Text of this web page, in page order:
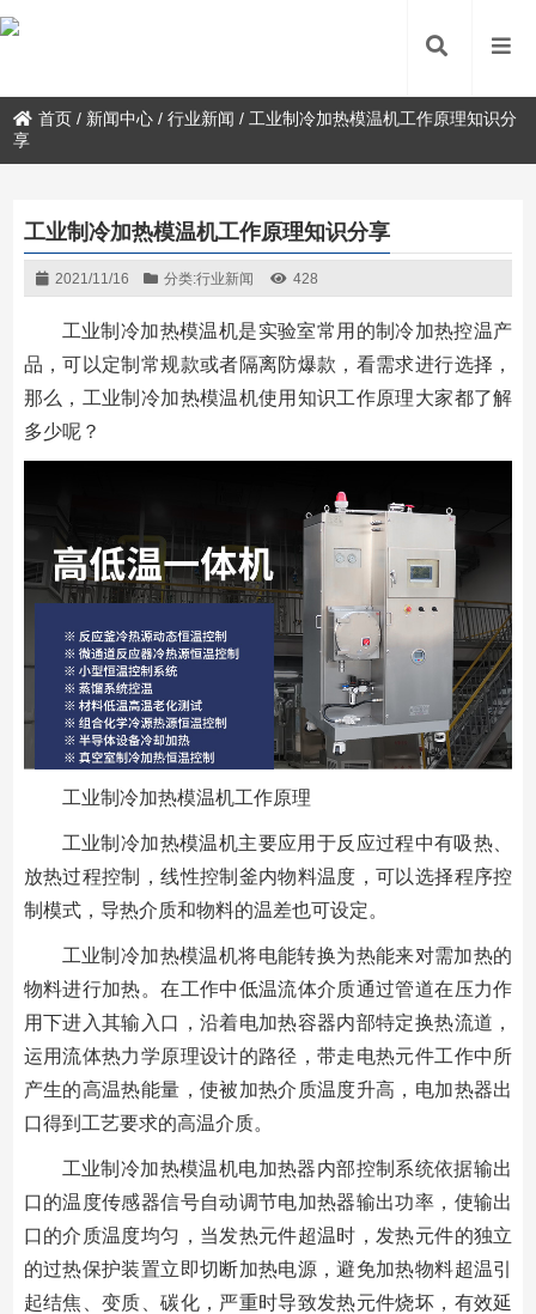
首页 / 新闻中心 /行业新闻 / 工业制冷加热模温机工作原理知识分
享
工业制冷加热模温机工作原理知识分享
2021/11/16 分类:行业新闻 428
工业制冷加热模温机是实验室常用的制冷加热控温产
品，可以定制常规款或者隔离防爆款，看需求进行选择，
那么，工业制冷加热模温机使用知识工作原理大家都了解
多少呢？
工业制冷加热模温机工作原理
工业制冷加热模温机主要应用于反应过程中有吸热、
放热过程控制，线性控制釜内物料温度，可以选择程序控
制模式，导热介质和物料的温差也可设定。
工业制冷加热模温机将电能转换为热能来对需加热的
物料进行加热。在工作中低温流体介质通过管道在压力作
用下进入其输入口，沿着电加热容器内部特定换热流道，
运用流体热力学原理设计的路径，带走电热元件工作中所
产生的高温热能量，使被加热介质温度升高，电加热器出
口得到工艺要求的高温介质。
工业制冷加热模温机电加热器内部控制系统依据输出
口的温度传感器信号自动调节电加热器输出功率，使输出
口的介质温度均匀，当发热元件超温时，发热元件的独立
的过热保护装置立即切断加热电源，避免加热物料超温引
起结焦、变质、碳化，严重时导致发热元件烧坏，有效延